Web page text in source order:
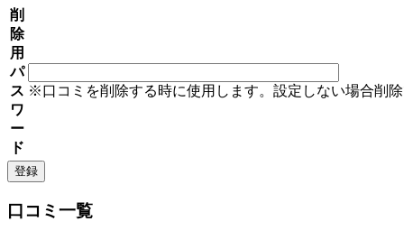
削
除
用
パ
ス
ワ
ー
ド
※口コミを削除する時に使用します。設定しない場合削
口コミ一覧